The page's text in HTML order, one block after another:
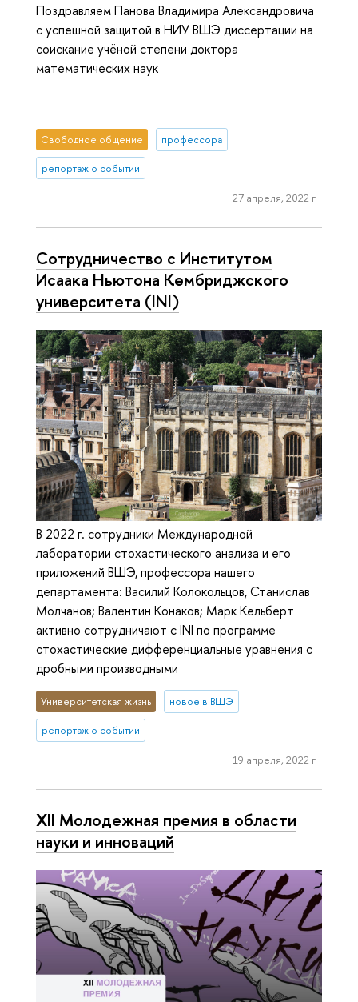
Поздравляем Панова Владимира Александровича
с успешной защитой в НИУ ВШЭ диссертации на
соискание учёной степени доктора
математических наук
Свободное общение профессора
репортаж о событии
27 апреля, 2022 г.
Сотрудничество с Институтом
Исаака Ньютона Кембриджского
университета (INI)
В 2022 г. сотрудники Международной
лаборатории стохастического анализа и его
приложений ВШЭ, профессора нашего
департамента: Василий Колокольцов, Станислав
Молчанов; Валентин Конаков; Марк Кельберт
активно сотрудничают с INI по программе
стохастические дифференциальные уравнения с
дробными производными
Университетская жизнь новое в ВШЭ
репортаж о событии
19 апреля, 2022 г.
XII Молодежная премия в области
науки и инноваций